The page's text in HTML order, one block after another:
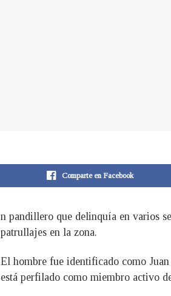
Comparte en Facebook
n pandillero que delinquía en varios
patrullajes en la zona.
El hombre fue identificado como
está perfilado como miembro activo